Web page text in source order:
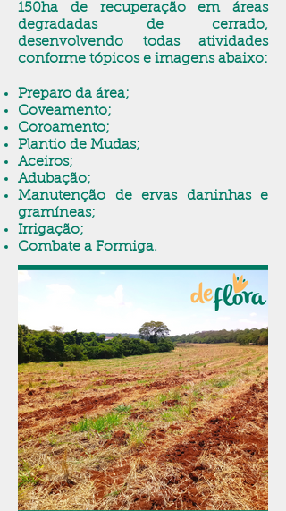
150ha de recuperação em áreas
degradadas de cerrado,
desenvolvendo todas atividades
conforme tópicos e imagens abaixo:
Preparo da área;
Coveamento;
Coroamento;
Plantio de Mudas;
Aceiros;
Adubação;
Manutenção de ervas daninhas e
gramíneas;
Irrigação;
Combate a Formiga.